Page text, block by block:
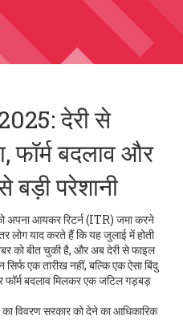
देरी से
फॉर्म बदलाव और
परेशानी
अपना आयकर रिटर्न (ITR) जमा करने
लोग याद करते हैं कि यह जुलाई में होती
को बीत चुकी है, और अब देरी से फाइल
एक तारीख नहीं, बल्कि एक ऐसा बिंदु
बदलाव मिलकर एक जटिल गड़बड़
विवरण सरकार को देने का आधिकारिक